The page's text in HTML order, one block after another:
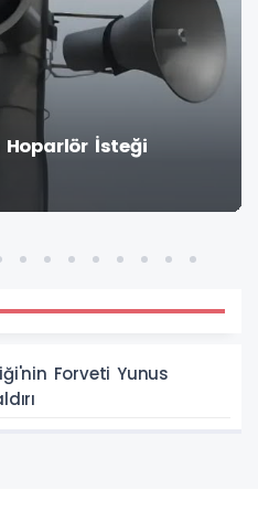
Hoparlör İsteği
Forveti Yunus